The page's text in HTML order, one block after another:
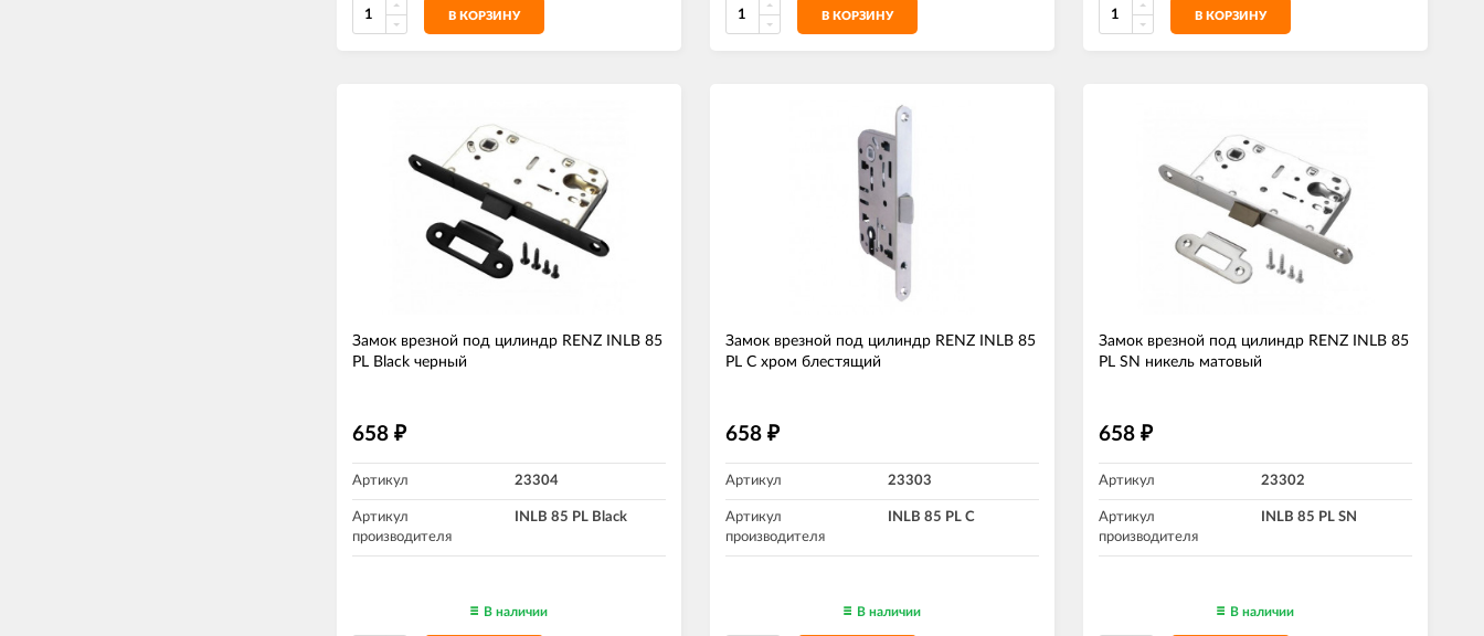
В КОРЗИНУ В КОРЗИНУ В КОРЗИНУ
Замок врезной под цилиндр RENZ INLB 85
PL Black черный
658 ₽
Артикул 23304
Артикул
производителя
INLB 85 PL Black
В наличии
Замок врезной под цилиндр RENZ INLB 85
PL C хром блестящий
658 ₽
Артикул 23303
Артикул
производителя
INLB 85 PL C
В наличии
Замок врезной под цилиндр RENZ INLB 85
PL SN никель матовый
658 ₽
Артикул 23302
Артикул
производителя
INLB 85 PL SN
В наличии